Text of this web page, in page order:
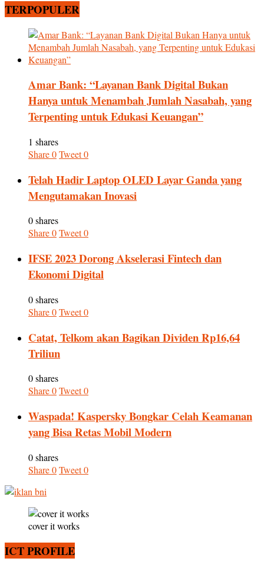
TERPOPULER
Amar Bank: “Layanan Bank Digital Bukan
Hanya untuk Menambah Jumlah Nasabah, yang
Terpenting untuk Edukasi Keuangan”
1 shares
Share0Tweet0
Telah Hadir Laptop OLED Layar Ganda yang
Mengutamakan Inovasi
0 shares
Share0Tweet0
IFSE 2023 Dorong Akselerasi Fintech dan
Ekonomi Digital
0 shares
Share0Tweet0
Catat, Telkom akan Bagikan Dividen Rp16,64
Triliun
0 shares
Share0Tweet0
Waspada! Kaspersky Bongkar Celah Keamanan
yang Bisa Retas Mobil Modern
0 shares
Share0Tweet0
cover it works
ICT PROFILE